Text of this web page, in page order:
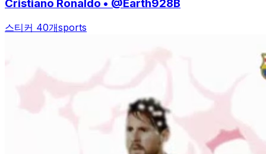
Cristiano Ronaldo • @Earth928B
스티커 40개sports